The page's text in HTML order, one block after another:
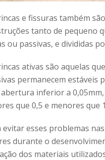
e fissuras também
tanto de pequeno
ou passivas, e divididas
ativas são aquelas
permanecem estáveis
inferior a
que 0,5 e menores que
evitar esses problemas
durante o
dos materiais